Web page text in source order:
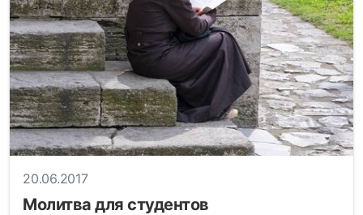
20.06.2017
Молитва для студентов